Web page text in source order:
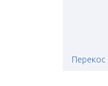
Перекос